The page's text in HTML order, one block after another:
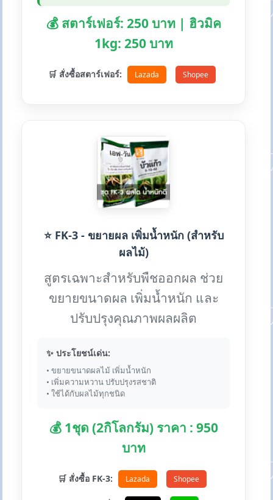
💰 สตาร์เฟอร์: 250 บาท | ฮิวมิค
1kg: 250 บาท
🛒 สั่งซื้อสตาร์เฟอร์: Lazada Shopee
⭐ FK-3 - ขยายผล เพิ่มน้ำหนัก (สำหรับ
ผลไม้)
สูตรเฉพาะสำหรับพืชออกผล ช่วย
ขยายขนาดผล เพิ่มน้ำหนัก และ
ปรับปรุงคุณภาพผลผลิต
✨ ประโยชน์เด่น:
• ขยายขนาดผลไม้ เพิ่มน้ำหนัก
• เพิ่มความหวาน ปรับปรุงรสชาติ
• ใช้ได้กับผลไม้ทุกชนิด
💰 1ชุด (2กิโลกรัม) ราคา : 950
บาท
🛒 สั่งซื้อ FK-3: Lazada Shopee